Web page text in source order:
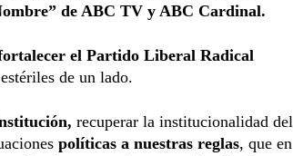
de ABC TV y ABC Cardinal.
el Partido Liberal Radical
de un lado.
recuperar la institucionalidad del
políticas a nuestras reglas, que en